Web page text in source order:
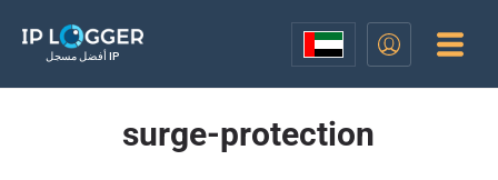
أفضل مسجل IP
surge-protection